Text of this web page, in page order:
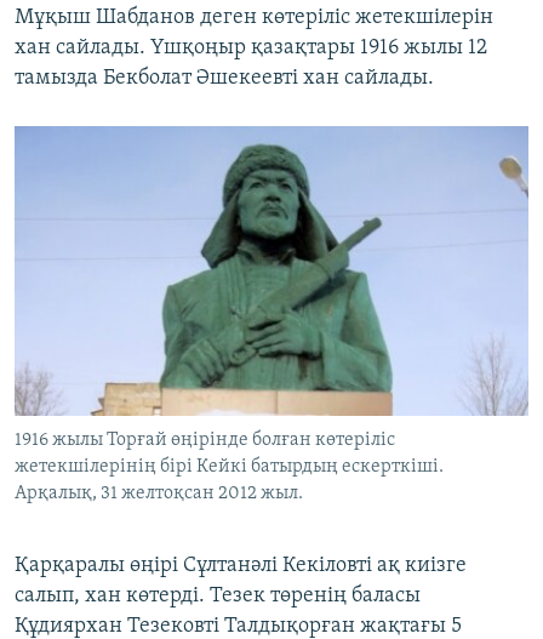
Мұқыш Шабданов деген көтеріліс жетекшілерін
хан сайлады. Үшқоңыр қазақтары 1916 жылы 12
тамызда Бекболат Әшекеевті хан сайлады.
1916 жылы Торғай өңірінде болған көтеріліс
жетекшілерінің бірі Кейкі батырдың ескерткіші.
Арқалық, 31 желтоқсан 2012 жыл.
Қарқаралы өңірі Сұлтанәлі Кекіловті ақ киізге
салып, хан көтерді. Тезек төренің баласы
Құдиярхан Тезековті Талдықорған жақтағы 5